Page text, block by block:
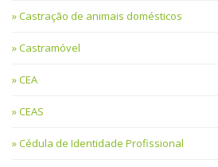
Castração de animais domésticos
Castramóvel
CEA
CEAS
Cédula de Identidade Profissional